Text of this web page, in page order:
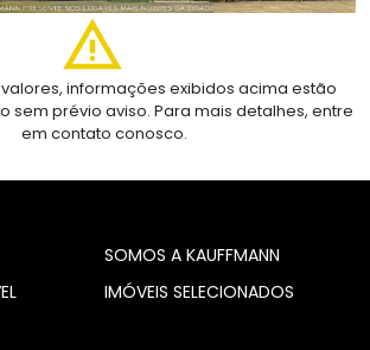
informações exibidos acima estão
sem prévio aviso. Para mais detalhes, entre
em contato conosco.
SOMOS A KAUFFMANN
IMÓVEIS SELECIONADOS